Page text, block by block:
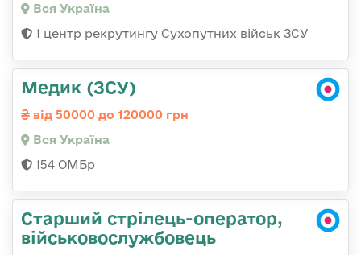
Вся Україна
1 центр рекрутингу Сухопутних військ ЗСУ
Медик (ЗСУ)
від 50000 до 120000 грн
Вся Україна
154 ОМБр
Старший стрілець-оператор,
військовослужбовець